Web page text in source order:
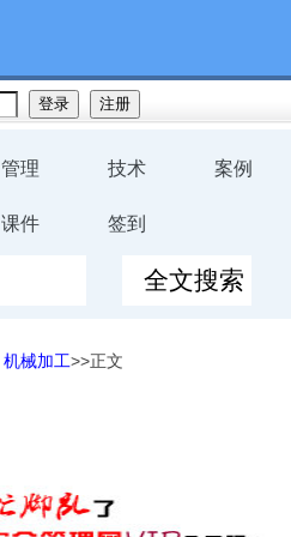
管理 技术 案例
课件 签到
机械加工>>正文